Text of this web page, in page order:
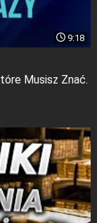
9:18
Musisz Znać.